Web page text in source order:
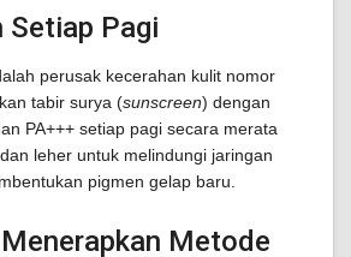
Setiap Pagi
perusak kecerahan kulit nomor
tabir surya (sunscreen) dengan
PA+++ setiap pagi secara merata
leher untuk melindungi jaringan
pigmen gelap baru.
Metode